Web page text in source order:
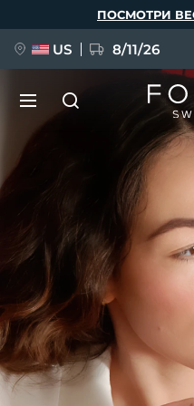
ПОСМОТРИ
US 8/11/26
FAQ™ Pure Beauty-
BREAKING NEWS
issa™ Teeth
Язык
English
Français
Polski
Türkçe
简体中文